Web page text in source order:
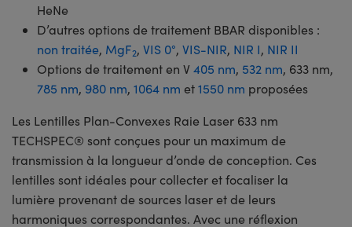
HeNe
D’autres options de traitement BBAR disponibles :
non traitée, MgF2, VIS 0°, VIS-NIR, NIR I, NIR II
Options de traitement en V405 nm, 532 nm, 633 nm,
785 nm, 980 nm, 1064 nm et1550 nm proposées
Les Lentilles Plan-Convexes Raie Laser 633 nm
TECHSPEC® sont conçues pour un maximum de
transmission à la longueur d’onde de conception. Ces
lentilles sont idéales pour collecter et focaliser la
lumière provenant de sources laser et de leurs
harmoniques correspondantes. Avec une réflexion